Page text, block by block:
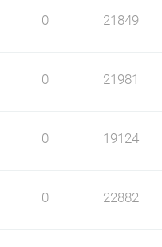
0 21849
0 21981
0 19124
0 22882